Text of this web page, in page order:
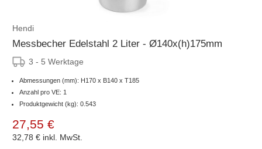
Hendi
Messbecher Edelstahl 2 Liter - Ø140x(h)175mm
3 - 5 Werktage
Abmessungen (mm): H170 x B140 x T185
Anzahl pro VE: 1
Produktgewicht (kg): 0.543
27,55 €
32,78 € inkl. MwSt.